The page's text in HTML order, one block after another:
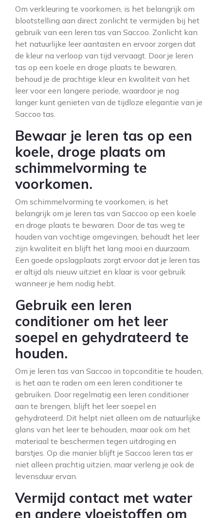
Om verkleuring te voorkomen, is het belangrijk om
blootstelling aan direct zonlicht te vermijden bij het
gebruik van een leren tas van Saccoo. Zonlicht kan
het natuurlijke leer aantasten en ervoor zorgen dat
de kleur na verloop van tijd vervaagt. Door je leren
tas op een koele en droge plaats te bewaren,
behoud je de prachtige kleur en kwaliteit van het
leer voor een langere periode, waardoor je nog
langer kunt genieten van de tijdloze elegantie van je
Saccoo tas.
Bewaar je leren tas op een
koele, droge plaats om
schimmelvorming te
voorkomen.
Om schimmelvorming te voorkomen, is het
belangrijk om je leren tas van Saccoo op een koele
en droge plaats te bewaren. Door de tas weg te
houden van vochtige omgevingen, behoudt het leer
zijn kwaliteit en blijft het lang mooi en duurzaam.
Een goede opslagplaats zorgt ervoor dat je leren tas
er altijd als nieuw uitziet en klaar is voor gebruik
wanneer je hem nodig hebt.
Gebruik een leren
conditioner om het leer
soepel en gehydrateerd te
houden.
Om je leren tas van Saccoo in topconditie te houden,
is het aan te raden om een leren conditioner te
gebruiken. Door regelmatig een leren conditioner
aan te brengen, blijft het leer soepel en
gehydrateerd. Dit helpt niet alleen om de natuurlijke
glans van het leer te behouden, maar ook om het
materiaal te beschermen tegen uitdroging en
barstjes. Op die manier blijft je Saccoo leren tas er
niet alleen prachtig uitzien, maar verleng je ook de
levensduur ervan.
Vermijd contact met water
en andere vloeistoffen om